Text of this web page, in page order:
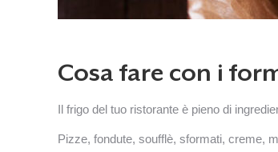
Cosa fare con i
Il frigo del tuo ristorante è pieno di
Pizze, fondute, soufflè, sformati, creme,